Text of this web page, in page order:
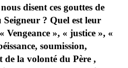
disent ces gouttes de
? Quel est leur
Vengeance », « justice », «
soumission,
de la volonté du Père ,